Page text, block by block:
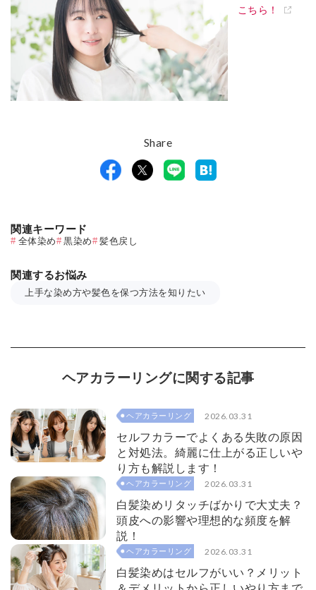
Share
こちら！
関連キーワード
全体染め 黒染め 髪色戻し
関連するお悩み
上手な染め方や髪色を保つ方法を知りたい
ヘアカラーリングに関する記事
ヘアカラーリング 2026.03.31
セルフカラーでよくある失敗の原因
と対処法。綺麗に仕上がる正しいや
り方も解説します！
ヘアカラーリング 2026.03.31
白髪染めリタッチばかりで大丈夫？
頭皮への影響や理想的な頻度を解
説！
ヘアカラーリング 2026.03.31
白髪染めはセルフがいい？メリット